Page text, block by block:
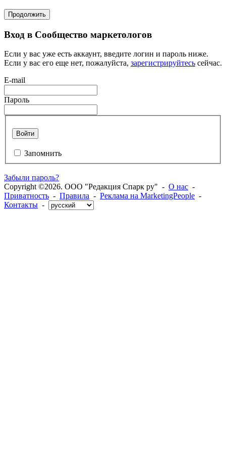
Продолжить
Вход в Сообщество маркетологов
Если у вас уже есть аккаунт, введите логин и пароль ниже.
Если у вас его еще нет, пожалуйста, зарегистрируйтесь сейчас.
E-mail
Пароль
Войти
Запомнить
Забыли пароль?
Copyright ©2026. ООО "Редакция Спарк ру" - О нас -
Приватность - Правила - Реклама на MarketingPeople -
Контакты -